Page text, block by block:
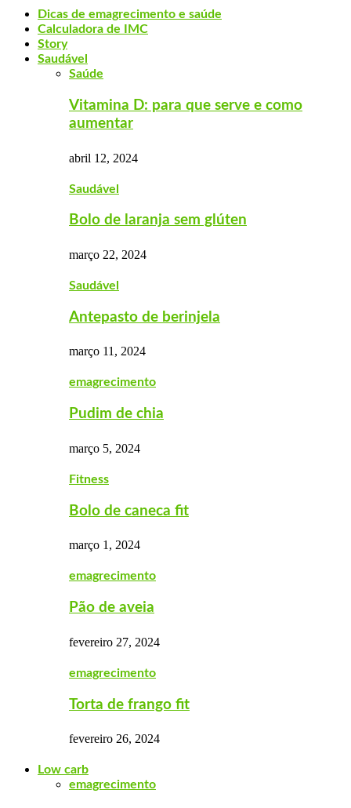
Dicas de emagrecimento e saúde
Calculadora de IMC
Story
Saudável
Saúde
Vitamina D: para que serve e como
aumentar
abril 12, 2024
Saudável
Bolo de laranja sem glúten
março 22, 2024
Saudável
Antepasto de berinjela
março 11, 2024
emagrecimento
Pudim de chia
março 5, 2024
Fitness
Bolo de caneca fit
março 1, 2024
emagrecimento
Pão de aveia
fevereiro 27, 2024
emagrecimento
Torta de frango fit
fevereiro 26, 2024
Low carb
emagrecimento